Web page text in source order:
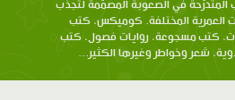
المتدرّحة في الصعوبة المصمّمة لتجذب
العمرية المختلفة. كوميكس، كتب
كتب مسجوعة، روايات فصول، كتب
شعر وخواطر وغيرها الكثير...